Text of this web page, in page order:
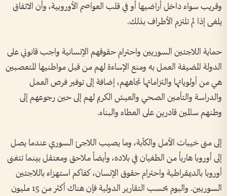
وقريب سواء داخل أراضيها أو في قلب العواصم الأوروبية، وأن الاتفاق
يلغى إذا لم تلتزم الأطراف بذلك.
حماية اللاجئين السوريين واحترام حقوقهم الإنسانية واجب قانوني على
الدولة المضيفة العمل به ومنع الإساءة لهم من قبل مواطنيها المتعصبين
هي من أولوياتها والتزاماتها تجاههم، إضافة إلى توفير فرص العمل
والدراسة والتأمين الصحي والعيش الكريم لهم إلى حين رجوعهم إلى
وطنهم سالمين قادرين على العطاء والبناء.
إلى متى خيبات الأمل والكآبة، وما يصيب اللاجئ السوري عندما يصل
إلى أوروبا هارباً من الطغيان في بلاده، وأيضاً ملاحق ومعتقل بينما تتغنى
أوروبا بالديمقراطية واحترام حقوق الإنسان، كفاكم استهزاء باللاجئين
السوريين. واليوم بحسب التقارير الدولية فإن هناك أكثر من 15 مليون